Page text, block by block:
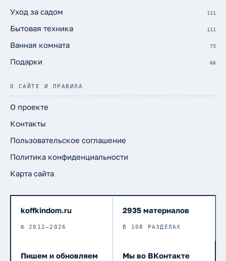
Уход за садом 111
Бытовая техника 111
Ванная комната 75
Подарки 66
О САЙТЕ И ПРАВИЛА
О проекте
Контакты
Пользовательское соглашение
Политика конфиденциальности
Карта сайта
koffkindom.ru
© 2012–2026
2935 материалов
В 108 РАЗДЕЛАХ
Пишем и обновляем Мы во ВКонтакте